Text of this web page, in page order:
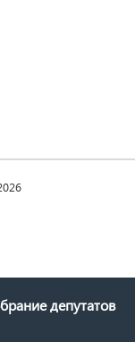
депутатов